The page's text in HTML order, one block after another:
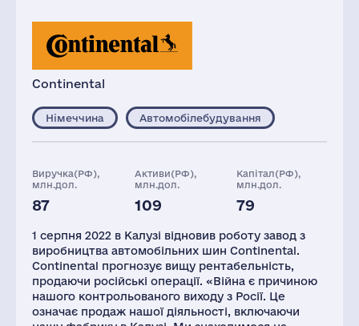
Continental
Німеччина Автомобілебудування
Виручка(РФ),
млн.дол.
87
Активи(РФ),
млн.дол.
109
Капітал(РФ),
млн.дол.
79
млн.дол.
44825
2021
2231
млн.дол.
10
1 серпня 2022 в Калузі відновив роботу завод з
виробництва автомобільних шин Continental.
Continental прогнозує вищу рентабельність,
продаючи російські операції. «Війна є причиною
нашого контрольованого виходу з Росії. Це
означає продаж нашої діяльності, включаючи